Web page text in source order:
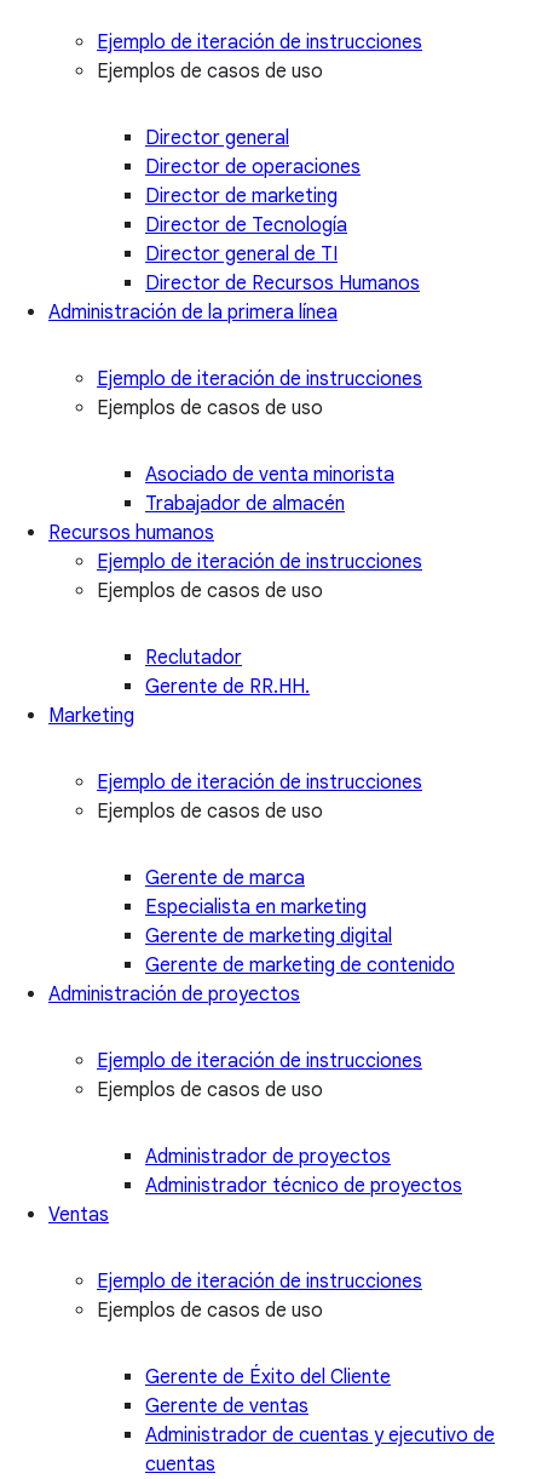
Ejemplo de iteración de instrucciones
Ejemplos de casos de uso
Director general
Director de operaciones
Director de marketing
Director de Tecnología
Director general de TI
Director de Recursos Humanos
Administración de la primera línea
Ejemplo de iteración de instrucciones
Ejemplos de casos de uso
Asociado de venta minorista
Trabajador de almacén
Recursos humanos
Ejemplo de iteración de instrucciones
Ejemplos de casos de uso
Reclutador
Gerente de RR.HH.
Marketing
Ejemplo de iteración de instrucciones
Ejemplos de casos de uso
Gerente de marca
Especialista en marketing
Gerente de marketing digital
Gerente de marketing de contenido
Administración de proyectos
Ejemplo de iteración de instrucciones
Ejemplos de casos de uso
Administrador de proyectos
Administrador técnico de proyectos
Ventas
Ejemplo de iteración de instrucciones
Ejemplos de casos de uso
Gerente de Éxito del Cliente
Gerente de ventas
Administrador de cuentas y ejecutivo de
cuentas